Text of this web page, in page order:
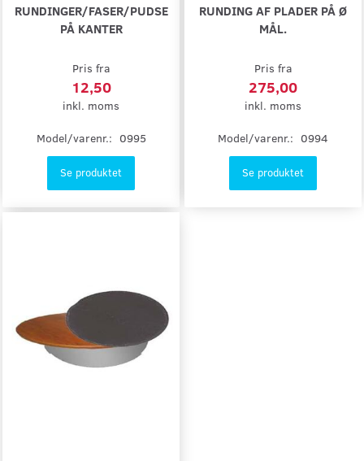
RUNDINGER/FASER/PUDSE
PÅ KANTER
Pris fra
12,50
inkl. moms
Model/varenr.: 0995
Se produktet
RUNDING AF PLADER PÅ Ø
MÅL.
Pris fra
275,00
inkl. moms
Model/varenr.: 0994
Se produktet